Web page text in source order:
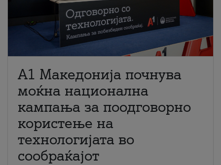
A1 Македонија почнува
моќна национална
кампања за поодговорно
користење на
технологијата во
сообраќајот